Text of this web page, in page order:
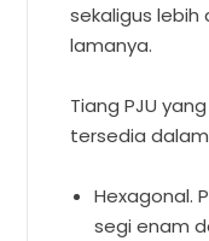
sekaligus
lamanya.
Tiang PJU
tersedia
Hexagonal.
segi enam